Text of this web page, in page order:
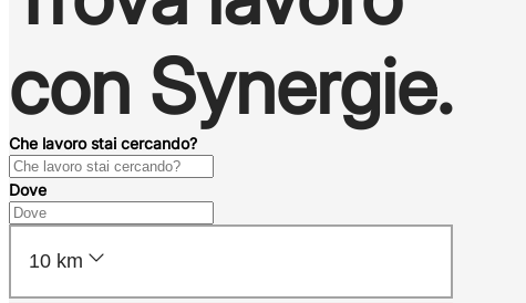
con Synergie.
Che lavoro stai cercando?
Dove
10 km